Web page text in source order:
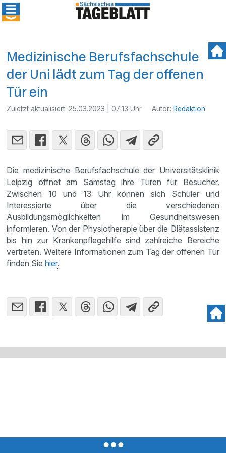
Medizinische Berufsfachschule
der Uni lädt zum Tag der offenen
Tür ein
Zuletzt aktualisiert: 25.03.2023 | 07:13 Uhr Autor: Redaktion
Die medizinische Berufsfachschule der Universitätsklinik
Leipzig öffnet am Samstag ihre Türen für Besucher.
Zwischen 10 und 13 Uhr können sich Schüler und
Interessierte über die verschiedenen
Ausbildungsmöglichkeiten im Gesundheitswesen
informieren. Von der Physiotherapie über die Diätassistenz
bis hin zur Krankenpflegehilfe sind zahlreiche Bereiche
vertreten. Weitere Informationen zum Tag der offenen Tür
finden Siehier.